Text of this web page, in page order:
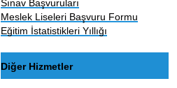
Sınav Başvuruları
Meslek Liseleri Başvuru Formu
Eğitim İstatistikleri Yıllığı
Diğer Hizmetler